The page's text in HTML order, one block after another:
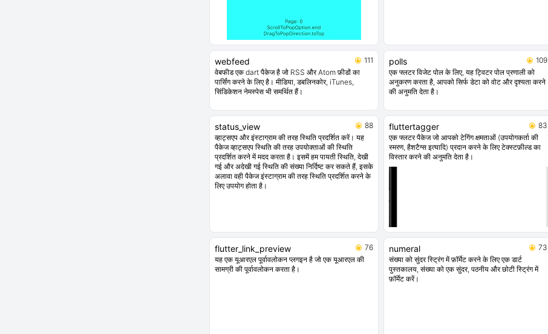
webfeed
111
वेबफीड एक dart पैकेज है जो RSS और Atom फ़ीडों का
पार्सिंग करने के लिए है। मीडिया, डबलिनकोर, iTunes,
सिंडिकेशन नेमस्पेस भी समर्थित हैं।
polls
109
एक फ्लटर विजेट पोल के लिए, यह ट्विटर पोल प्रणाली को
अनुकरण करता है, आपको सिर्फ डेटा को वोट और दृश्यता करने
की अनुमति देता है।
status_view
88
व्हाट्सएप और इंस्टाग्राम की तरह स्थिति प्रदर्शित करें। यह
पैकेज व्हाट्सएप स्थिति की तरह उपयोक्ताओं की स्थिति
प्रदर्शित करने में मदद करता है। इसमें हम पायती स्थिति, देखी
गई और अदेखी गई स्थिति की संख्या निर्दिष्ट कर सकते हैं, इसके
अलावा वही पैकेज इंस्टाग्राम की तरह स्थिति प्रदर्शित करने के
लिए उपयोग होता है।
fluttertagger
83
एक फ्लटर पैकेज जो आपको टेगिंग क्षमताओं (उपयोगकर्ता की
स्मरण, हैशटैग्स इत्यादि) प्रदान करने के लिए टेक्स्टफ़ील्ड का
विस्तार करने की अनुमति देता है।
flutter_link_preview
76
यह एक यूआरएल पूर्वावलोकन प्लगइन है जो एक यूआरएल की
सामग्री की पूर्वावलोकन करता है।
numeral
73
संख्या को सुंदर स्ट्रिंग में फ़ॉर्मेट करने के लिए एक डार्ट
पुस्तकालय, संख्या को एक सुंदर, पठनीय और छोटी स्ट्रिंग में
फ़ॉर्मेट करें।